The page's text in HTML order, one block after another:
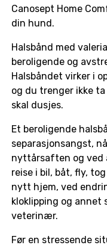
Canosept Home
din hund.
Halsbånd med
beroligende og
Halsbåndet virker i
og du trenger ikke
skal dusjes.
Et beroligende
separasjonsangst,
nyttårsaften og ved
reise i bil, båt, fly,
nytt hjem, ved
kloklipping og annet
veterinær.
Før en stressende